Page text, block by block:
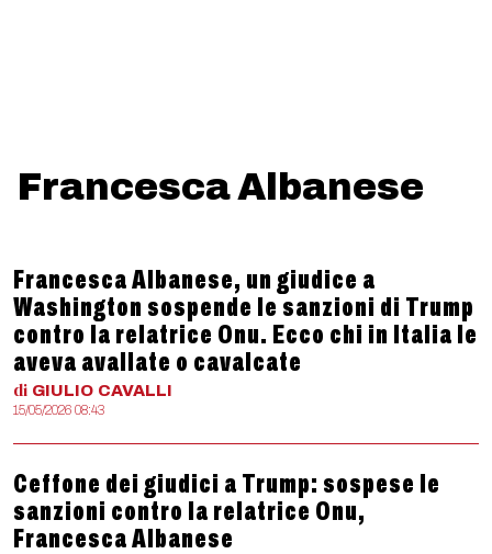
Francesca Albanese
Francesca Albanese, un giudice a
Washington sospende le sanzioni di Trump
contro la relatrice Onu. Ecco chi in Italia le
aveva avallate o cavalcate
di GIULIO CAVALLI
15/05/2026 08:43
Ceffone dei giudici a Trump: sospese le
sanzioni contro la relatrice Onu,
Francesca Albanese